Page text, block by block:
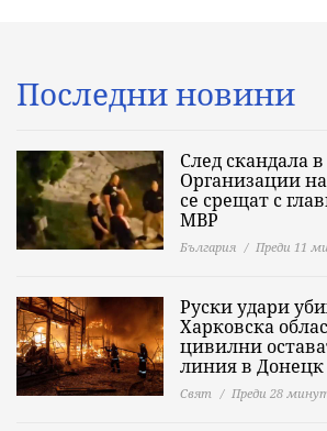
Последни новини
След скандала
Организации
се срещат с
МВР
България Преди 11
Руски удари
Харковска
цивилни
линия в Донецк
Свят Преди 28